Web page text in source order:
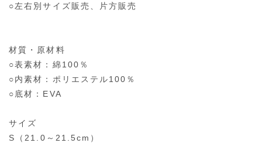
○左右別サイズ販売、片方販売
材質・原材料
○表素材：綿100％
○内素材：ポリエステル100％
○底材：EVA
サイズ
S（21.0～21.5cm）